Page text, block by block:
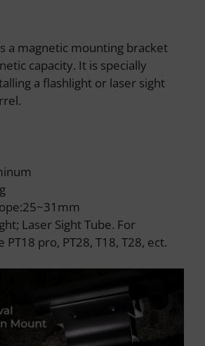
a magnetic mounting bracket
capacity. It is specially
a flashlight or laser sight
Laser Sight Tube. For
pro, PT28, T18, T28, ect.